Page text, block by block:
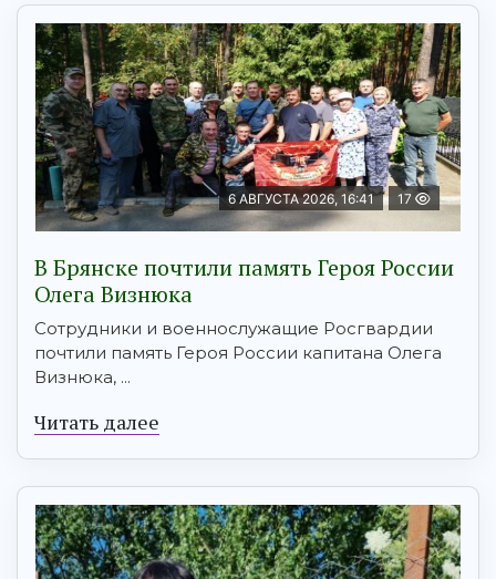
6 АВГУСТА 2026, 16:41 17
В Брянске почтили память Героя России
Олега Визнюка
Сотрудники и военнослужащие Росгвардии
почтили память Героя России капитана Олега
Визнюка, ...
Читать далее